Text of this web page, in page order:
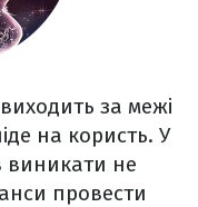
за межі
на користь. У
виникати не
провести